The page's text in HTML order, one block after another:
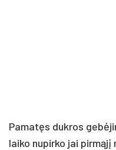
Pamatęs dukros
laiko nupirko jai